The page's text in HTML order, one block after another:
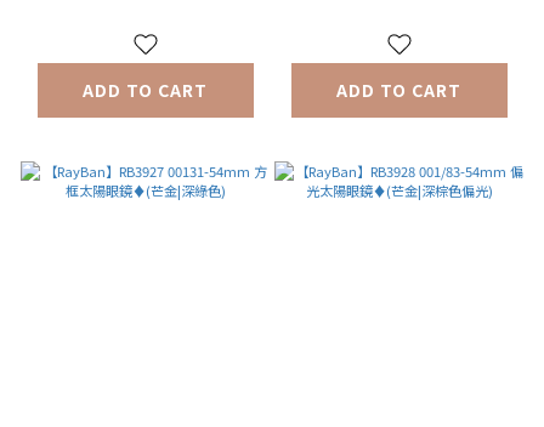
ADD TO CART ADD TO CART